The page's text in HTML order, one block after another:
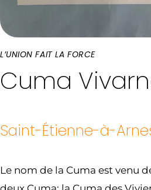
L’UNION FAIT LA FORCE
Cuma
Saint-Étienne-à-
Le nom de la Cuma est venu